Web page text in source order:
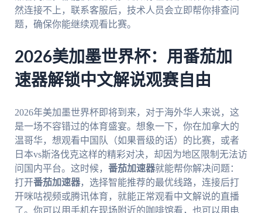
然连接不上，联系客服后，技术人员会立即帮你排查问
题，确保你能继续观看比赛。
2026美加墨世界杯：用番茄加
速器解锁中文解说观赛自由
2026年美加墨世界杯即将到来，对于海外华人来说，这
是一场不容错过的体育盛宴。想象一下，你在加拿大的
温哥华，想观看中国队（如果晋级的话）的比赛，或者
日本vs斯洛伐克这样的精彩对决，却因为地区限制无法访
问国内平台。这时候， 番茄加速器就能帮你解决问题：
打开番茄加速器，选择智能推荐的最优线路，连接后打
开咪咕视频或腾讯体育，就能正常观看中文解说的直播
了。你可以用手机在现场附近的咖啡馆看，也可以用电